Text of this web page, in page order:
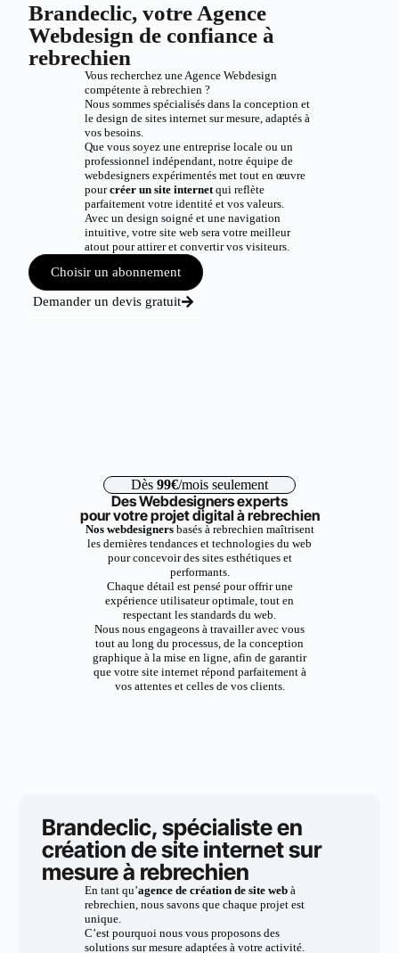
Brandeclic, votre Agence
Webdesign de confiance à
rebrechien
Vous recherchez une Agence Webdesign
compétente à rebrechien ?
Nous sommes spécialisés dans la conception et
le design de sites internet sur mesure, adaptés à
vos besoins.
Que vous soyez une entreprise locale ou un
professionnel indépendant, notre équipe de
webdesigners expérimentés met tout en œuvre
pourcréer un site internetqui reflète
parfaitement votre identité et vos valeurs.
Avec un design soigné et une navigation
intuitive, votre site web sera votre meilleur
atout pour attirer et convertir vos visiteurs.
Choisir un abonnement
Demander un devis gratuit
Dès 99€/mois seulement
Des Webdesigners experts
pour votre projet digital à rebrechien
Nos webdesignersbasés à rebrechien maîtrisent
les dernières tendances et technologies du web
pour concevoir des sites esthétiques et
performants.
Chaque détail est pensé pour offrir une
expérience utilisateur optimale, tout en
respectant les standards du web.
Nous nous engageons à travailler avec vous
tout au long du processus, de la conception
graphique à la mise en ligne, afin de garantir
que votre site internet répond parfaitement à
vos attentes et celles de vos clients.
Brandeclic, spécialiste en
création de site internet sur
mesure à rebrechien
En tant qu’agence de création de site webà
rebrechien, nous savons que chaque projet est
unique.
C’est pourquoi nous vous proposons des
solutions sur mesure adaptées à votre activité.